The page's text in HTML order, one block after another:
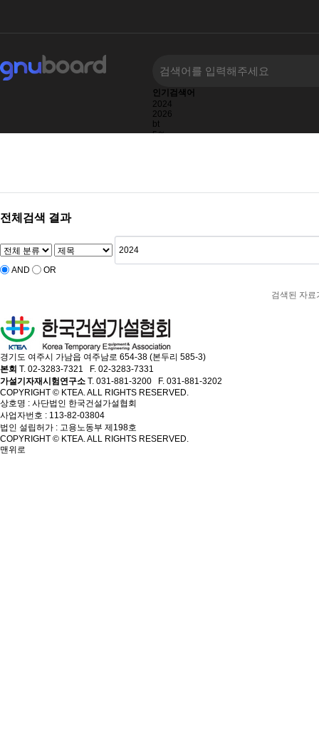
인기검색어
2024
2026
bt
5％
전체검색 결과
AND OR
검색된 자료
경기도 여주시 가남읍 여주남로 654-38 (본두리 585-3)
본회 T. 02-3283-7321 F. 02-3283-7331
가설기자재시험연구소 T. 031-881-3200 F. 031-881-3202
COPYRIGHT © KTEA. ALL RIGHTS RESERVED.
상호명 : 사단법인 한국건설가설협회
사업자번호 : 113-82-03804
법인 설립허가 : 고용노동부 제198호
COPYRIGHT © KTEA. ALL RIGHTS RESERVED.
맨위로